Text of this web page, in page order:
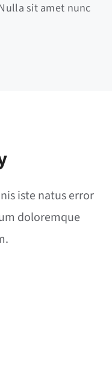
sit amet nunc
iste natus error
doloremque